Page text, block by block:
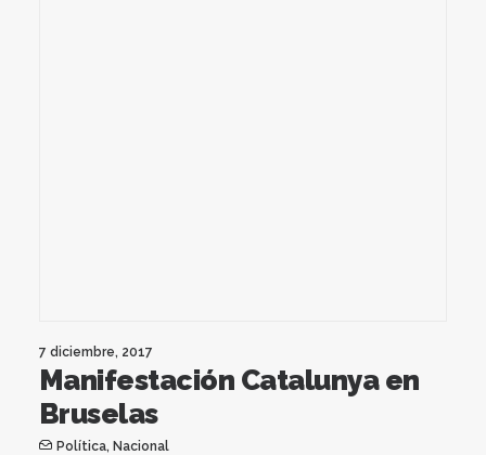
7 diciembre, 2017
Manifestación Catalunya en
Bruselas
Política, Nacional